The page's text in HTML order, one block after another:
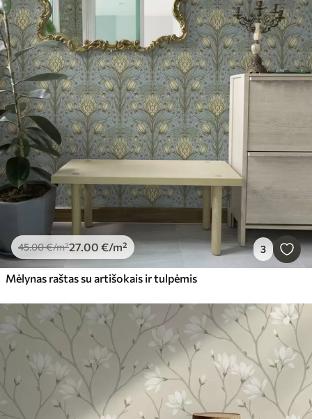
45.00€/m²27.00 €/m² 3
Mėlynas raštas su artišokais ir tulpėmis